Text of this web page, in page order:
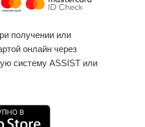
получении или
онлайн через
систему ASSIST или